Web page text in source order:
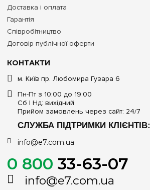
КОНТАКТИ
м. Київ пр. Любомира Гузара 6
Пн-Пт з 10:00 до 19:00
Сб | Нд: вихідний
Прийом замовлень через сайт: 24/7
СЛУЖБА ПІДТРИМКИ КЛІЄНТІВ:
info@e7.com.ua
0 800 33-63-07
info@e7.com.ua
Доставка і оплата
Гарантія
Співробітництво
Договір публічної оферти